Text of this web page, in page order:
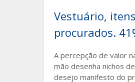
Vestuário,
procurados.
A percepção de valor
mão desenha nichos
desejo manifesto do